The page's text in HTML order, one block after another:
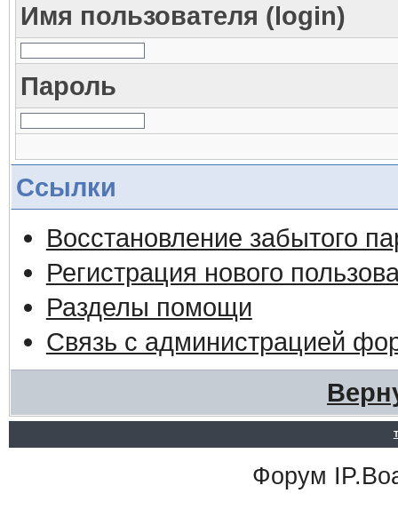
Имя пользователя (login)
Пароль
Ссылки
Восстановление забытого
Регистрация нового
Разделы помощи
Связь с администрацией
Форум